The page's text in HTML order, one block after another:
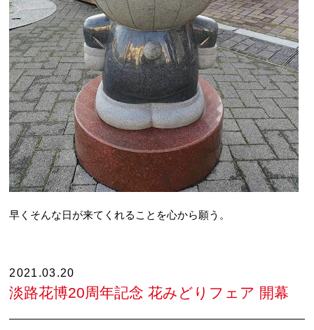
早くそんな日が来てくれることを心から願う。
2021.03.20
淡路花博20周年記念 花みどりフェア 開幕